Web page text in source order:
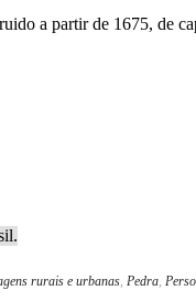
a partir de 1675, de
rurais e urbanas, Pedra,